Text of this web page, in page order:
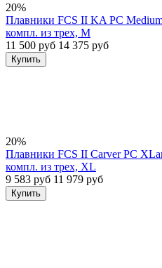
20%
Плавники FCS II KA PC
компл. из трех, M
11 500 руб 14 375 руб
Купить
20%
Плавники FCS II Carver PC
компл. из трех, XL
9 583 руб 11 979 руб
Купить